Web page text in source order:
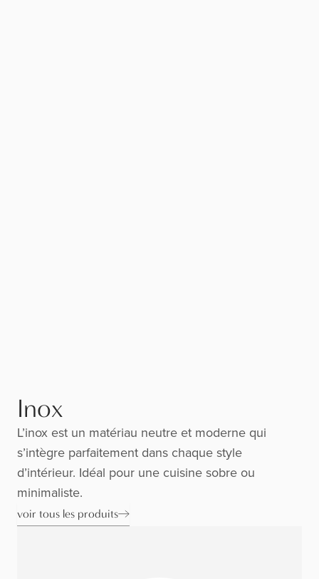
Inox
L’inox est un matériau neutre et moderne qui
s’intègre parfaitement dans chaque style
d’intérieur. Idéal pour une cuisine sobre ou
minimaliste.
voir tous les produits